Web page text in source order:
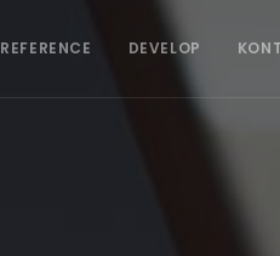
REFERENCE DEVELOP